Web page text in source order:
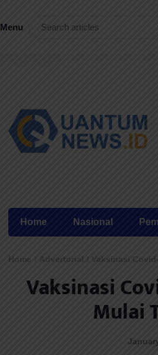
Menu
Home Nasional
Home / Advertorial / Vaksinasi
Vaksinasi
Mulai